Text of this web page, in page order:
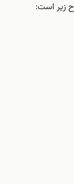
زیر است: